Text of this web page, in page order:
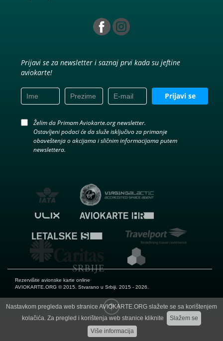
Prijavi se za newsletter i saznaj prvi kada su jeftine
aviokarte!
Prijavi se
Želim da Primam Aviokarte.org newsletter.
Ostavljeni podaci će da služe isključivo za primanje
obaveštenja o akcijama i sličnim informacijama putem
newslettera.
Rezervišite avionske karte online
AVIOKARTE.ORG © 2015. Stvarano u Srbiji. 2015 - 2026.
Nastavkom pregleda web stranice AVIOKARTE.ORG slažete se sa korištenjem
kolačića. Za pregled i korištenja web stranice kliknite
Slažem se
Više informacija